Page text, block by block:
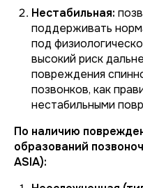
Нестабильная:
поддерживать
под
высокий риск
повреждения
позвонков, как
нестабильными
По наличию
образований
ASIA):